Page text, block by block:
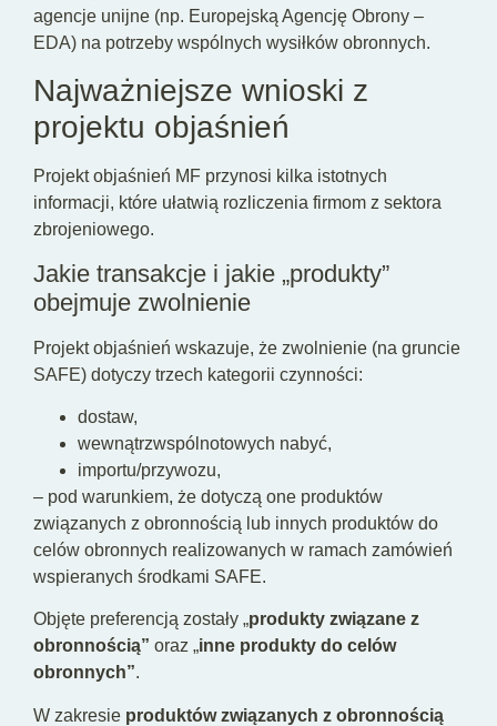
agencje unijne (np. Europejską Agencję Obrony –
EDA) na potrzeby wspólnych wysiłków obronnych.
Najważniejsze wnioski z
projektu objaśnień
Projekt objaśnień MF przynosi kilka istotnych
informacji, które ułatwią rozliczenia firmom z sektora
zbrojeniowego.
Jakie transakcje i jakie „produkty”
obejmuje zwolnienie
Projekt objaśnień wskazuje, że zwolnienie (na gruncie
SAFE) dotyczy trzech kategorii czynności:
dostaw,
wewnątrzwspólnotowych nabyć,
importu/przywozu,
– pod warunkiem, że dotyczą one produktów
związanych z obronnością lub innych produktów do
celów obronnych realizowanych w ramach zamówień
wspieranych środkami SAFE.
Objęte preferencją zostały „produkty związane z
obronnością” oraz „inne produkty do celów
obronnych”.
W zakresie produktów związanych z obronnością